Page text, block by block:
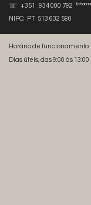
☏ +351 934 000 792
NIPC: PT 513 632 590
Horário de funcionamento:
Dias úteis, das 9:00 às 13:00